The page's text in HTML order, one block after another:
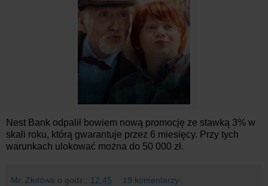
Nest Bank odpalił bowiem nową promocję ze stawką 3% w
skali roku, którą gwarantuje przez 6 miesięcy. Przy tych
warunkach ulokować można do 50 000 zł.
Mr. Złotówa o godz.: 12:45 19 komentarzy: